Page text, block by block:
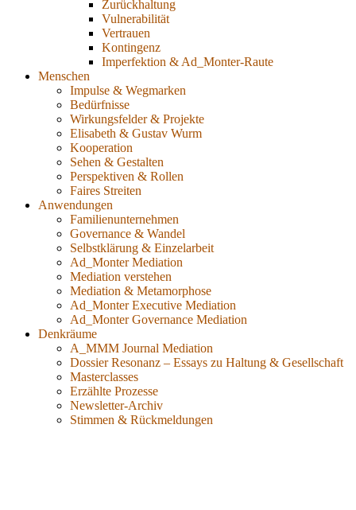
Zurückhaltung
Vulnerabilität
Vertrauen
Kontingenz
Imperfektion & Ad_Monter-Raute
Menschen
Impulse & Wegmarken
Bedürfnisse
Wirkungsfelder & Projekte
Elisabeth & Gustav Wurm
Kooperation
Sehen & Gestalten
Perspektiven & Rollen
Faires Streiten
Anwendungen
Familienunternehmen
Governance & Wandel
Selbstklärung & Einzelarbeit
Ad_Monter Mediation
Mediation verstehen
Mediation & Metamorphose
Ad_Monter Executive Mediation
Ad_Monter Governance Mediation
Denkräume
A_MMM Journal Mediation
Dossier Resonanz – Essays zu Haltung & Gesellschaft
Masterclasses
Erzählte Prozesse
Newsletter-Archiv
Stimmen & Rückmeldungen